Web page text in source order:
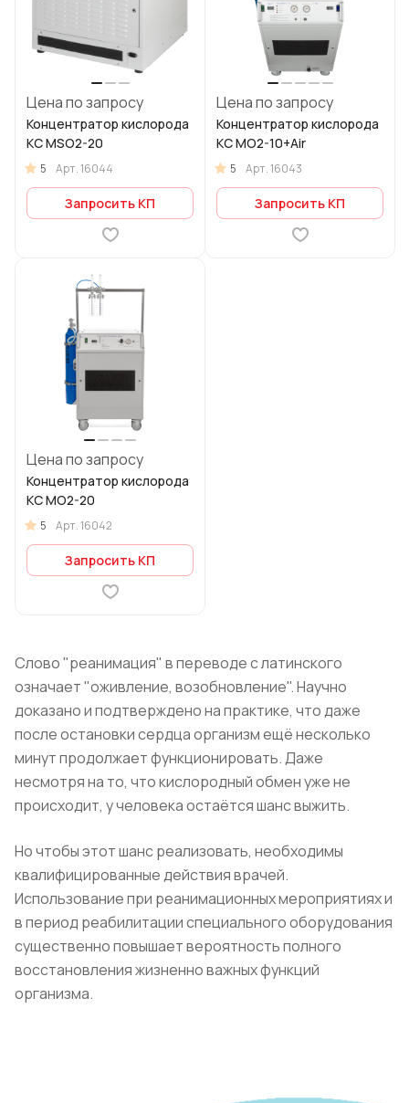
Цена по запросу
Концентратор кислорода
KC MSO2-20
5 Арт.16044
Запросить КП
Цена по запросу
Концентратор кислорода
KC MO2-10+Air
5 Арт.16043
Запросить КП
Цена по запросу
Концентратор кислорода
KC MO2-20
5 Арт.16042
Запросить КП
Слово "реанимация" в переводе с латинского
означает "оживление, возобновление". Научно
доказано и подтверждено на практике, что даже
после остановки сердца организм ещё несколько
минут продолжает функционировать. Даже
несмотря на то, что кислородный обмен уже не
происходит, у человека остаётся шанс выжить.
Но чтобы этот шанс реализовать, необходимы
квалифицированные действия врачей.
Использование при реанимационных мероприятиях и
в период реабилитации специального оборудования
существенно повышает вероятность полного
восстановления жизненно важных функций
организма.